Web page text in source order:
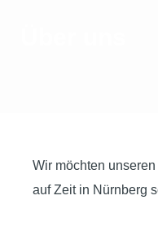
Wir möchten
auf Zeit in Nürnberg